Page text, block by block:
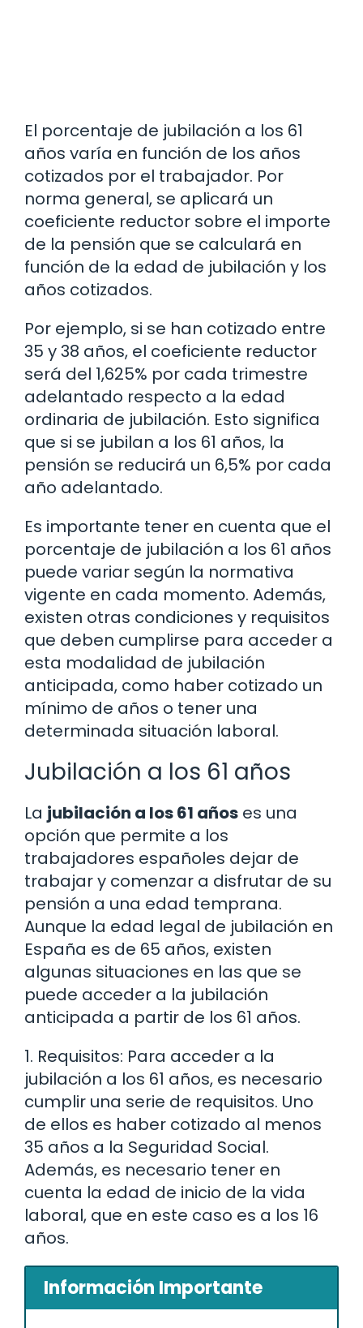
El porcentaje de jubilación a los 61
años varía en función de los años
cotizados por el trabajador. Por
norma general, se aplicará un
coeficiente reductor sobre el importe
de la pensión que se calculará en
función de la edad de jubilación y los
años cotizados.
Por ejemplo, si se han cotizado entre
35 y 38 años, el coeficiente reductor
será del 1,625% por cada trimestre
adelantado respecto a la edad
ordinaria de jubilación. Esto significa
que si se jubilan a los 61 años, la
pensión se reducirá un 6,5% por cada
año adelantado.
Es importante tener en cuenta que el
porcentaje de jubilación a los 61 años
puede variar según la normativa
vigente en cada momento. Además,
existen otras condiciones y requisitos
que deben cumplirse para acceder a
esta modalidad de jubilación
anticipada, como haber cotizado un
mínimo de años o tener una
determinada situación laboral.
Jubilación a los 61 años
La jubilación a los 61 años es una
opción que permite a los
trabajadores españoles dejar de
trabajar y comenzar a disfrutar de su
pensión a una edad temprana.
Aunque la edad legal de jubilación en
España es de 65 años, existen
algunas situaciones en las que se
puede acceder a la jubilación
anticipada a partir de los 61 años.
1. Requisitos: Para acceder a la
jubilación a los 61 años, es necesario
cumplir una serie de requisitos. Uno
de ellos es haber cotizado al menos
35 años a la Seguridad Social.
Además, es necesario tener en
cuenta la edad de inicio de la vida
laboral, que en este caso es a los 16
años.
Información Importante